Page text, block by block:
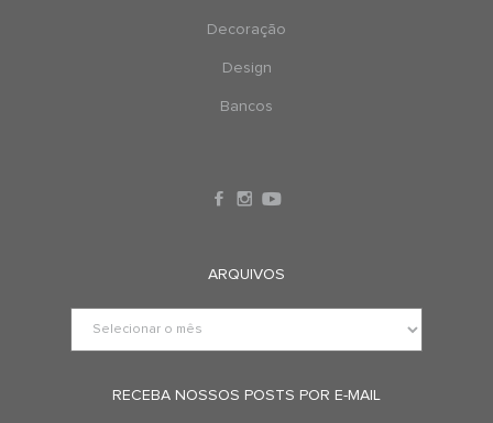
Decoração
Design
Bancos
ARQUIVOS
RECEBA NOSSOS POSTS POR E-MAIL